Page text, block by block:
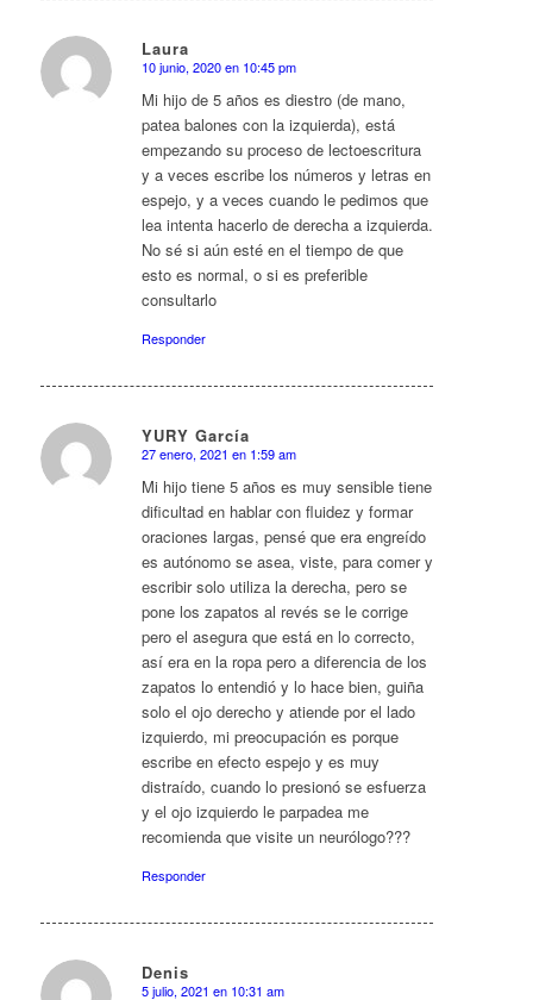
Laura
Dice:
10 junio, 2020 en 10:45 pm
Mi hijo de 5 años es diestro (de mano,
patea balones con la izquierda), está
empezando su proceso de lectoescritura
y a veces escribe los números y letras en
espejo, y a veces cuando le pedimos que
lea intenta hacerlo de derecha a izquierda.
No sé si aún esté en el tiempo de que
esto es normal, o si es preferible
consultarlo
Responder
YURY García
Dice:
27 enero, 2021 en 1:59 am
Mi hijo tiene 5 años es muy sensible tiene
dificultad en hablar con fluidez y formar
oraciones largas, pensé que era engreído
es autónomo se asea, viste, para comer y
escribir solo utiliza la derecha, pero se
pone los zapatos al revés se le corrige
pero el asegura que está en lo correcto,
así era en la ropa pero a diferencia de los
zapatos lo entendió y lo hace bien, guiña
solo el ojo derecho y atiende por el lado
izquierdo, mi preocupación es porque
escribe en efecto espejo y es muy
distraído, cuando lo presionó se esfuerza
y el ojo izquierdo le parpadea me
recomienda que visite un neurólogo???
Responder
Denis
5 julio, 2021 en 10:31 am